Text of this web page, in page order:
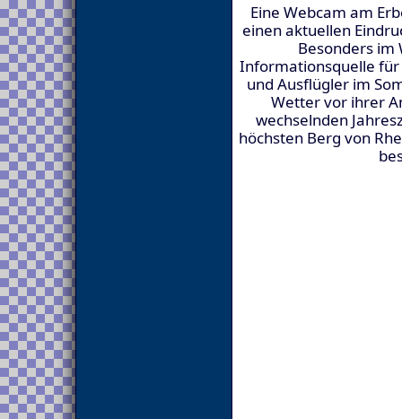
Eine Webcam am
einen aktuellen
Besonders im
Informationsquelle
und Ausflügler im
Wetter vor ihrer
wechselnden
höchsten Berg von